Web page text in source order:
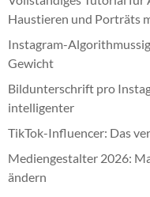
Haustieren und Porträts
Instagram-
Gewicht
Bildunterschrift pro
intelligenter
TikTok-Influencer: Das
Mediengestalter 2026:
ändern